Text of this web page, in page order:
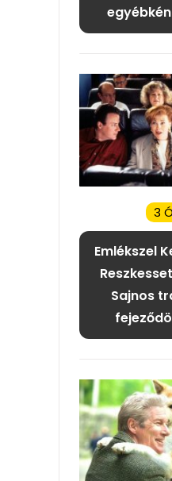
3
Emlékszel
Sajnos